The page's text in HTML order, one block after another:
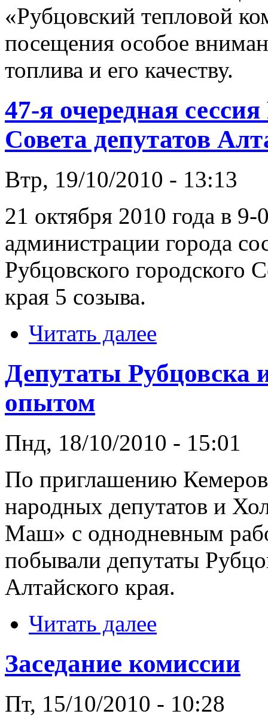
«Рубцовский тепловой
посещения особое
топлива и его качеству.
47-я очередная
Совета депутатов
Втр, 19/10/2010 - 13:13
21 октября 2010 года в 9-
администрации города
Рубцовского городского
края 5 созыва.
Читать далее
Депутаты Рубцовска
опытом
Пнд, 18/10/2010 - 15:01
По приглашению
народных депутатов и
Маш» с однодневным
побывали депутаты
Алтайского края.
Читать далее
Заседание комиссии
Пт, 15/10/2010 - 10:28